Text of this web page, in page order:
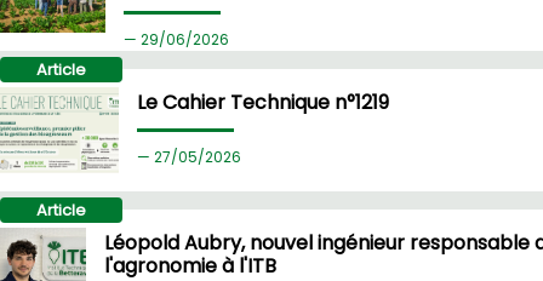
29/06/2026
Article
Le Cahier Technique n°1219
27/05/2026
Article
Léopold Aubry, nouvel ingénieur responsable
l'agronomie à l'ITB